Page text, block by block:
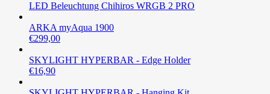
LED Beleuchtung Chihiros WRGB 2 PRO
ARKA myAqua 1900
€299,00
SKYLIGHT HYPERBAR - Edge Holder
€16,90